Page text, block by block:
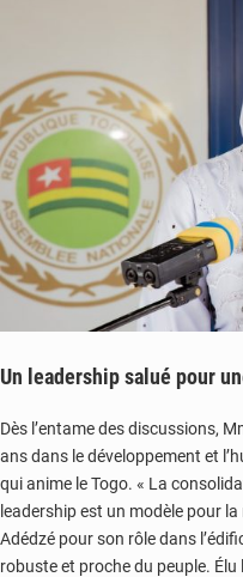
Un leadership salué pour
Dès l’entame des discussions,
ans dans le développement et
qui anime le Togo. « La
leadership est un modèle pour
Adédzé pour son rôle dans
robuste et proche du peuple.